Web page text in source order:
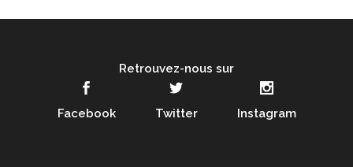
Retrouvez-nous sur
Facebook Twitter Instagram